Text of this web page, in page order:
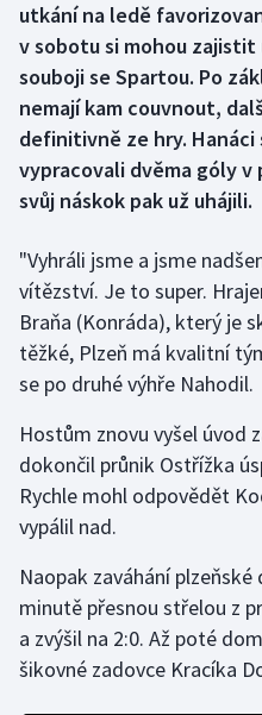
Curling
Dostihy
Futsal
Golf
Gymnastika
Házená
Jezdectví
Judo
Lezení
Lyže a snowboard
utkání na ledě
v sobotu si mohou
souboji se Spartou. Po
nemají kam couvnout,
definitivně ze hry. Hanáci
vypracovali dvěma góly
svůj náskok pak už uhájili.
"Vyhráli jsme a jsme
vítězství. Je to super.
Braňa (Konráda), který je
těžké, Plzeň má kvalitní
se po druhé výhře Nahodil.
Hostům znovu vyšel úvod
dokončil průnik Ostřížka
Rychle mohl odpovědět
vypálil nad.
Naopak zaváhání
minutě přesnou střelou z
a zvýšil na 2:0. Až poté
šikovné zadovce Kracíka